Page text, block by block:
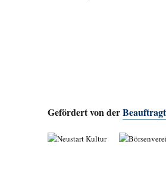
Gefördert von der